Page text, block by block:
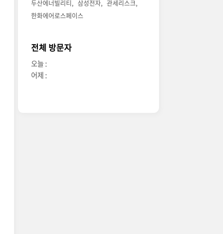
두산에너빌리티
삼성전자
관세리스크
한화에어로스페이스
전체 방문자
오늘 :
어제 :